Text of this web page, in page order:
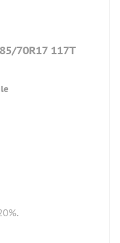
70R17 117T